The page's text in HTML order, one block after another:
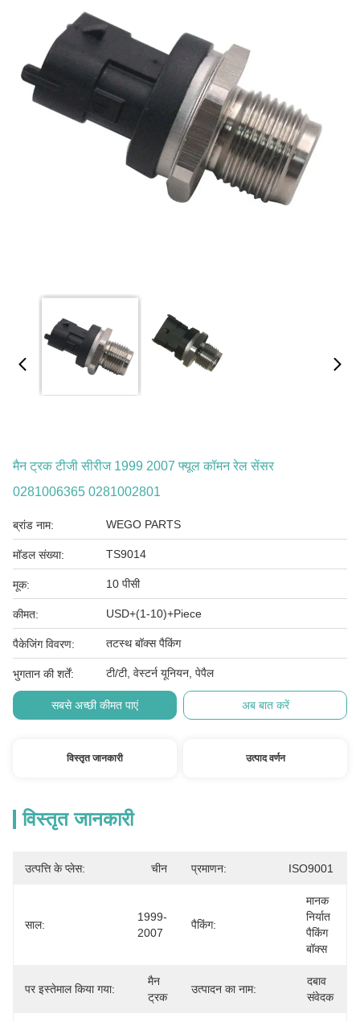
मैन ट्रक टीजी सीरीज 1999 2007 फ्यूल कॉमन रेल सेंसर
0281006365 0281002801
ब्रांड नाम: WEGO PARTS
मॉडल संख्या: TS9014
मूक: 10 पीसी
कीमत: USD+(1-10)+Piece
पैकेजिंग विवरण: तटस्थ बॉक्स पैकिंग
भुगतान की शर्तें: टी/टी, वेस्टर्न यूनियन, पेपैल
सबसे अच्छी कीमत पाएं अब बात करें
विस्तृत जानकारी उत्पाद वर्णन
विस्तृत जानकारी
उत्पत्ति के प्लेस: चीन प्रमाणन: ISO9001
साल:
1999-
2007
पैकिंग:
मानक
निर्यात
पैकिंग
बॉक्स
पर इस्तेमाल किया गया:
मैन
ट्रक
उत्पादन का नाम:
दबाव
संवेदक